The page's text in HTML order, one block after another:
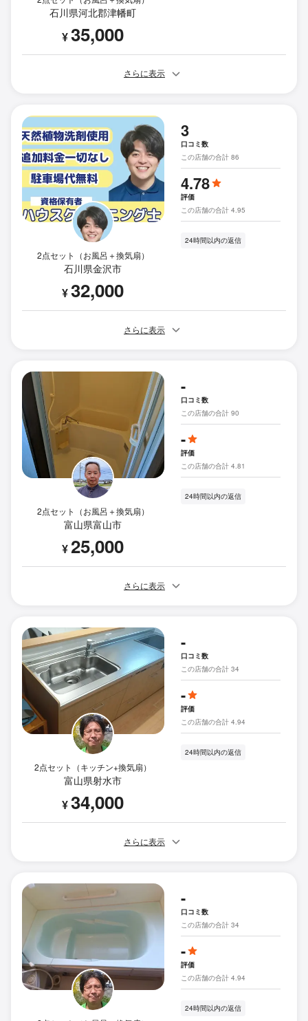
石川県河北郡津幡町
¥35,000
さらに表示
2点セット（お風呂＋換気扇）
石川県金沢市
¥32,000
3
口コミ数
この店舗の合計 86
4.78
評価
この店舗の合計 4.95
24時間以内の返信
さらに表示
2点セット（お風呂＋換気扇）
富山県富山市
¥25,000
-
口コミ数
この店舗の合計 90
-
評価
この店舗の合計 4.81
24時間以内の返信
さらに表示
2点セット（キッチン+換気扇）
富山県射水市
¥34,000
-
口コミ数
この店舗の合計 34
-
評価
この店舗の合計 4.94
24時間以内の返信
さらに表示
-
口コミ数
この店舗の合計 34
-
評価
この店舗の合計 4.94
24時間以内の返信